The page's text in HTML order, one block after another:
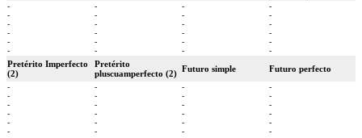
-
-
-
-
-
-
-
-
-
-
-
-
-
-
-
-
-
-
-
-
-
-
-
-
Pretérito Imperfecto
(2)
Pretérito
pluscuamperfecto (2) Futuro simple Futuro perfecto
-
-
-
-
-
-
-
-
-
-
-
-
-
-
-
-
-
-
-
-
-
-
-
-